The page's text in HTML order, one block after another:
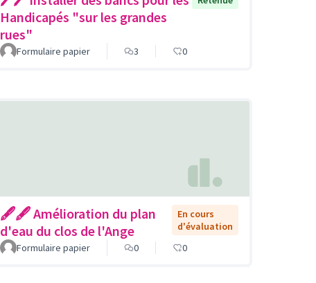
Handicapés "sur les grandes
rues"
Formulaire papier 3 0
🖋🖋 Amélioration du plan
d'eau du clos de l'Ange
En cours
d'évaluation
Formulaire papier
0 0